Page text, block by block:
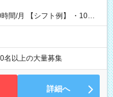
】 ・10：
名以上の大量募集
詳細へ